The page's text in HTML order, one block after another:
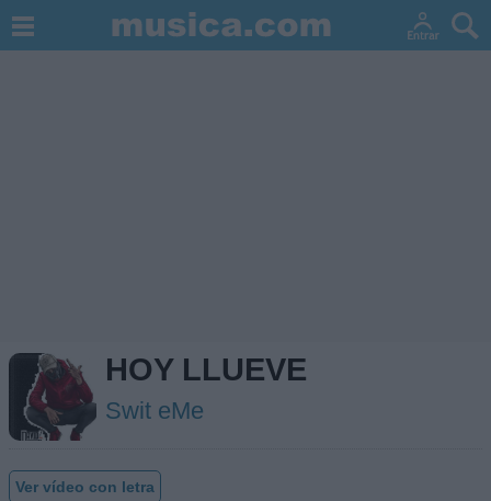
HOY LLUEVE
Swit eMe
Ver vídeo con letra